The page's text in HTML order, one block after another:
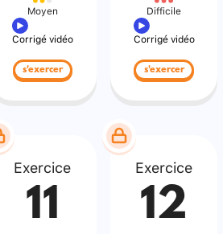
Moyen
Corrigé vidéo
s'exercer
Difficile
Corrigé vidéo
s'exercer
Exercice
11
Exercice
12